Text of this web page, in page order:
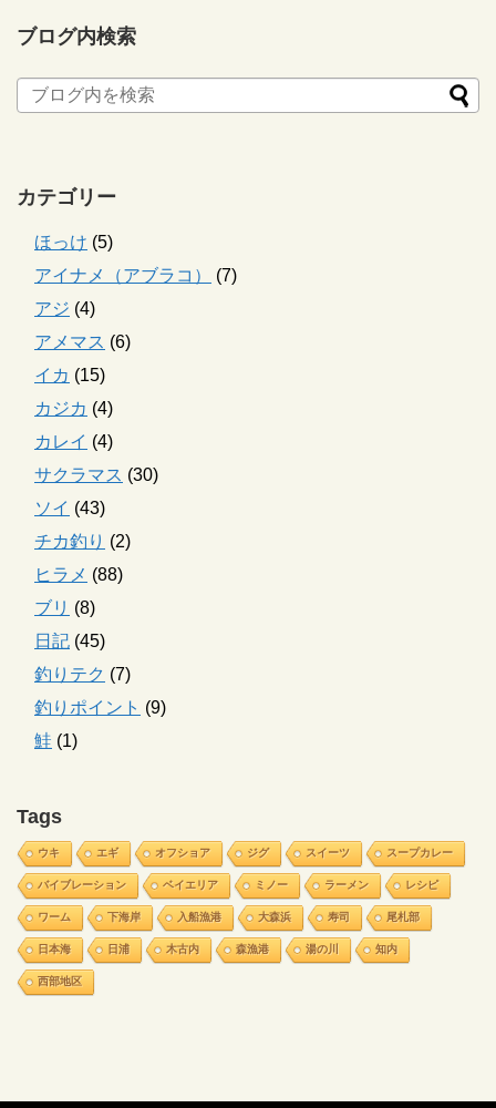
ブログ内検索
カテゴリー
ほっけ (5)
アイナメ（アブラコ）
(7)
アジ (4)
アメマス (6)
イカ (15)
カジカ (4)
カレイ (4)
サクラマス (30)
ソイ (43)
チカ釣り (2)
ヒラメ (88)
ブリ (8)
日記 (45)
釣りテク (7)
釣りポイント (9)
鮭 (1)
Tags
ウキ エギ オフショア ジグ スイーツ スープカレー
バイブレーション ベイエリア ミノー ラーメン レシピ
ワーム 下海岸 入船漁港 大森浜 寿司 尾札部
日本海 日浦 木古内 森漁港 湯の川 知内
西部地区